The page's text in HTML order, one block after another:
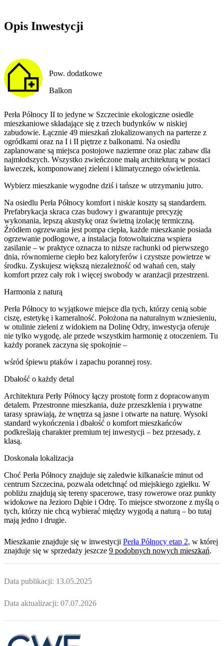
Opis Inwestycji
Pow. dodatkowe
Balkon
Perła Północy II to jedyne w Szczecinie ekologiczne osiedle
mieszkaniowe składające się z trzech budynków w niskiej
zabudowie. Łącznie 49 mieszkań zlokalizowanych na parterze z
ogródkami oraz na I i II piętrze z balkonami. Na osiedlu
zaplanowane są miejsca postojowe naziemne oraz plac zabaw dla
najmłodszych. Wszystko zwieńczone małą architekturą w postaci
ławeczek, komponowanej zieleni i klimatycznego oświetlenia.
Wybierz mieszkanie wygodne dziś i tańsze w utrzymaniu jutro.
Na osiedlu Perła Północy komfort i niskie koszty są standardem.
Prefabrykacja skraca czas budowy i gwarantuje precyzję
wykonania, lepszą akustykę oraz świetną izolację termiczną.
Źródłem ogrzewania jest pompa ciepła, każde mieszkanie posiada
ogrzewanie podłogowe, a instalacja fotowoltaiczna wspiera
zasilanie – w praktyce oznacza to niższe rachunki od pierwszego
dnia, równomierne ciepło bez kaloryferów i czystsze powietrze w
środku. Zyskujesz większą niezależność od wahań cen, stały
komfort przez cały rok i więcej swobody w aranżacji przestrzeni.
Harmonia z naturą
Perła Północy to wyjątkowe miejsce dla tych, którzy cenią sobie
ciszę, estetykę i kameralność. Położona na naturalnym wzniesieniu,
w otulinie zieleni z widokiem na Dolinę Odry, inwestycja oferuje
nie tylko wygodę, ale przede wszystkim harmonię z otoczeniem. Tu
każdy poranek zaczyna się spokojnie –
wśród śpiewu ptaków i zapachu porannej rosy.
Dbałość o każdy detal
Architektura Perły Północy łączy prostotę form z dopracowanym
detalem. Przestronne mieszkania, duże przeszklenia i prywatne
tarasy sprawiają, że wnętrza są jasne i otwarte na naturę. Wysoki
standard wykończenia i dbałość o komfort mieszkańców
podkreślają charakter premium tej inwestycji – bez przesady, z
klasą.
Doskonała lokalizacja
Choć Perła Północy znajduje się zaledwie kilkanaście minut od
centrum Szczecina, pozwala odetchnąć od miejskiego zgiełku. W
pobliżu znajdują się tereny spacerowe, trasy rowerowe oraz punkty
widokowe na Jezioro Dąbie i Odrę. To miejsce stworzone z myślą o
tych, którzy nie chcą wybierać między wygodą a naturą – bo tutaj
mają jedno i drugie.
Mieszkanie znajduje się w inwestycji Perła Północy etap 2, w której
znajduje się w sprzedaży jeszcze 9 podobnych nowych mieszkań.
Data publikacji: 13.05.2025
Data aktualizacji: 07.07.2026